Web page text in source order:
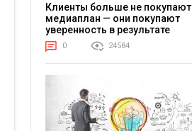
Клиенты больше не покупают
медиаплан — они покупают
уверенность в результате
0 24584